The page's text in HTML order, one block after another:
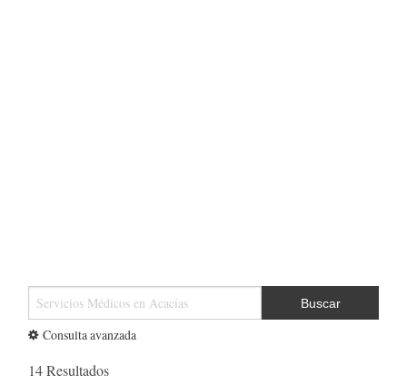
Buscar
Consulta avanzada
14 Resultados